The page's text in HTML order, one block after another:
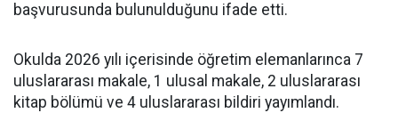
başvurusunda bulunulduğunu ifade etti.
Okulda 2026 yılı içerisinde öğretim elemanlarınca 7
uluslararası makale, 1 ulusal makale, 2 uluslararası
kitap bölümü ve 4 uluslararası bildiri yayımlandı.